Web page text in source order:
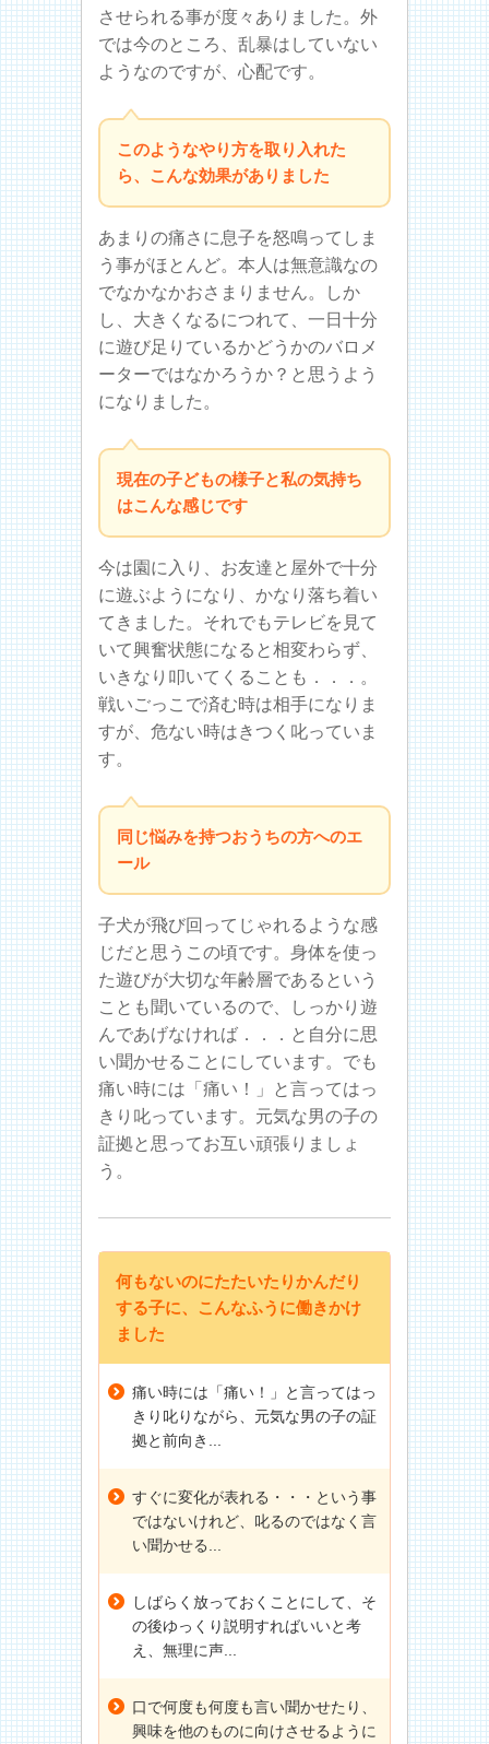
させられる事が度々ありました。外
では今のところ、乱暴はしていない
ようなのですが、心配です。
このようなやり方を取り入れた
ら、こんな効果がありました
あまりの痛さに息子を怒鳴ってしま
う事がほとんど。本人は無意識なの
でなかなかおさまりません。しか
し、大きくなるにつれて、一日十分
に遊び足りているかどうかのバロメ
ーターではなかろうか？と思うよう
になりました。
現在の子どもの様子と私の気持ち
はこんな感じです
今は園に入り、お友達と屋外で十分
に遊ぶようになり、かなり落ち着い
てきました。それでもテレビを見て
いて興奮状態になると相変わらず、
いきなり叩いてくることも．．．。
戦いごっこで済む時は相手になりま
すが、危ない時はきつく叱っていま
す。
同じ悩みを持つおうちの方へのエ
ール
子犬が飛び回ってじゃれるような感
じだと思うこの頃です。身体を使っ
た遊びが大切な年齢層であるという
ことも聞いているので、しっかり遊
んであげなければ．．．と自分に思
い聞かせることにしています。でも
痛い時には「痛い！」と言ってはっ
きり叱っています。元気な男の子の
証拠と思ってお互い頑張りましょ
う。
何もないのにたたいたりかんだり
する子に、こんなふうに働きかけ
ました
痛い時には「痛い！」と言ってはっ
きり叱りながら、元気な男の子の証
拠と前向き...
すぐに変化が表れる・・・という事
ではないけれど、叱るのではなく言
い聞かせる...
しばらく放っておくことにして、そ
の後ゆっくり説明すればいいと考
え、無理に声...
口で何度も何度も言い聞かせたり、
興味を他のものに向けさせるように